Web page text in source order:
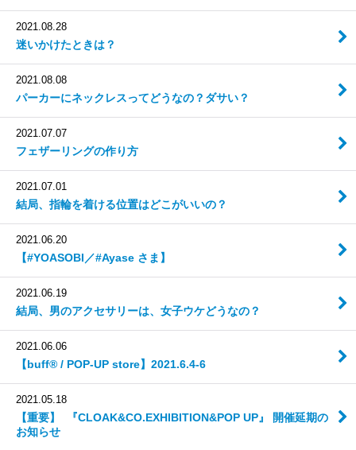
2021.08.28
迷いかけたときは？
2021.08.08
パーカーにネックレスってどうなの？ダサい？
2021.07.07
フェザーリングの作り方
2021.07.01
結局、指輪を着ける位置はどこがいいの？
2021.06.20
【#YOASOBI／#Ayase さま】
2021.06.19
結局、男のアクセサリーは、女子ウケどうなの？
2021.06.06
【buff®︎ / POP-UP store】 2021.6.4-6
2021.05.18
【重要】 『CLOAK&CO.EXHIBITION&POP UP』 開催延期の
お知らせ